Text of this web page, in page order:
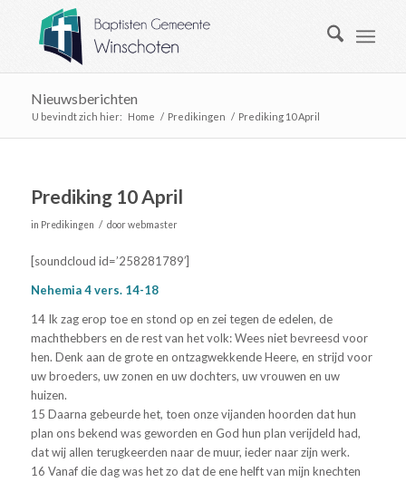
Nieuwsberichten
U bevindt zich hier: Home / Predikingen / Prediking 10 April
Prediking 10 April
in Predikingen / doorwebmaster
[soundcloud id=’258281789′]
Nehemia 4 vers. 14-18
14 Ik zag erop toe en stond op en zei tegen de edelen, de
machthebbers en de rest van het volk: Wees niet bevreesd voor
hen. Denk aan de grote en ontzagwekkende Heere, en strijd voor
uw broeders, uw zonen en uw dochters, uw vrouwen en uw
huizen.
15 Daarna gebeurde het, toen onze vijanden hoorden dat hun
plan ons bekend was geworden en God hun plan verijdeld had,
dat wij allen terugkeerden naar de muur, ieder naar zijn werk.
16 Vanaf die dag was het zo dat de ene helft van mijn knechten